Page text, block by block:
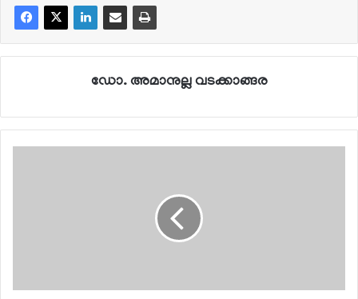
ഡോ. അമാനുല്ല വടക്കാങ്ങര